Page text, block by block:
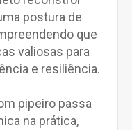
postura de
que
valiosas para
e resiliência.
pipeiro passa
na prática,